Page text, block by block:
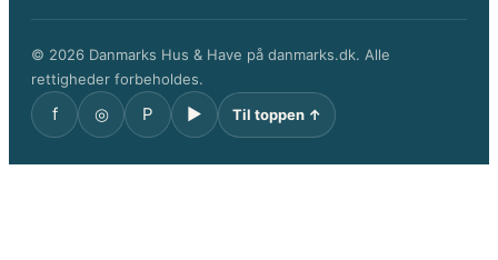
© 2026 Danmarks Hus & Have på danmarks.dk. Alle
rettigheder forbeholdes.
f ◎ P ▶ Til toppen ↑